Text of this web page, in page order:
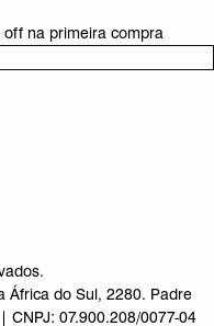
na primeira compra
África do Sul, 2280. Padre
CNPJ: 07.900.208/0077-04